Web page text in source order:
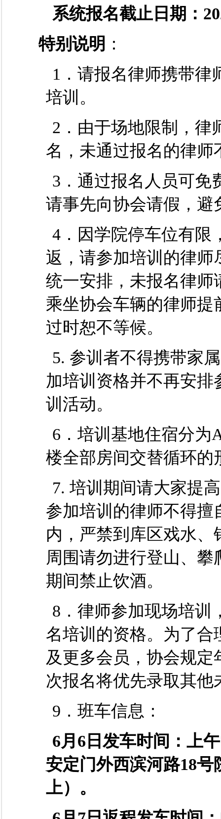
系统报名截止日期：
特别说明 ：
1．请报名律师携带律
培训。
2．由于场地限制，律
名，未通过报名的律师
3．通过报名人员可免
请事先向协会请假，避
4．因学院停车位有限
返，请参加培训的律
统一安排，未报名律师
乘坐协会车辆的律师
过时恕不等候。
5. 参训者不得携带家
加培训资格并不再安
训活动。
6．培训基地住宿分为
楼全部房间交替循环的
7. 培训期间请大家提
参加培训的律师不得
内，严禁到库区戏水
周围请勿进行登山、
期间禁止饮酒。
8．律师参加现场培训
名培训的资格。为了合
及更多会员，协会规
次报名将优先录取其
9．班车信息：
6月 6 日发车时间： 上午
安定门外西滨河路18号
上）。